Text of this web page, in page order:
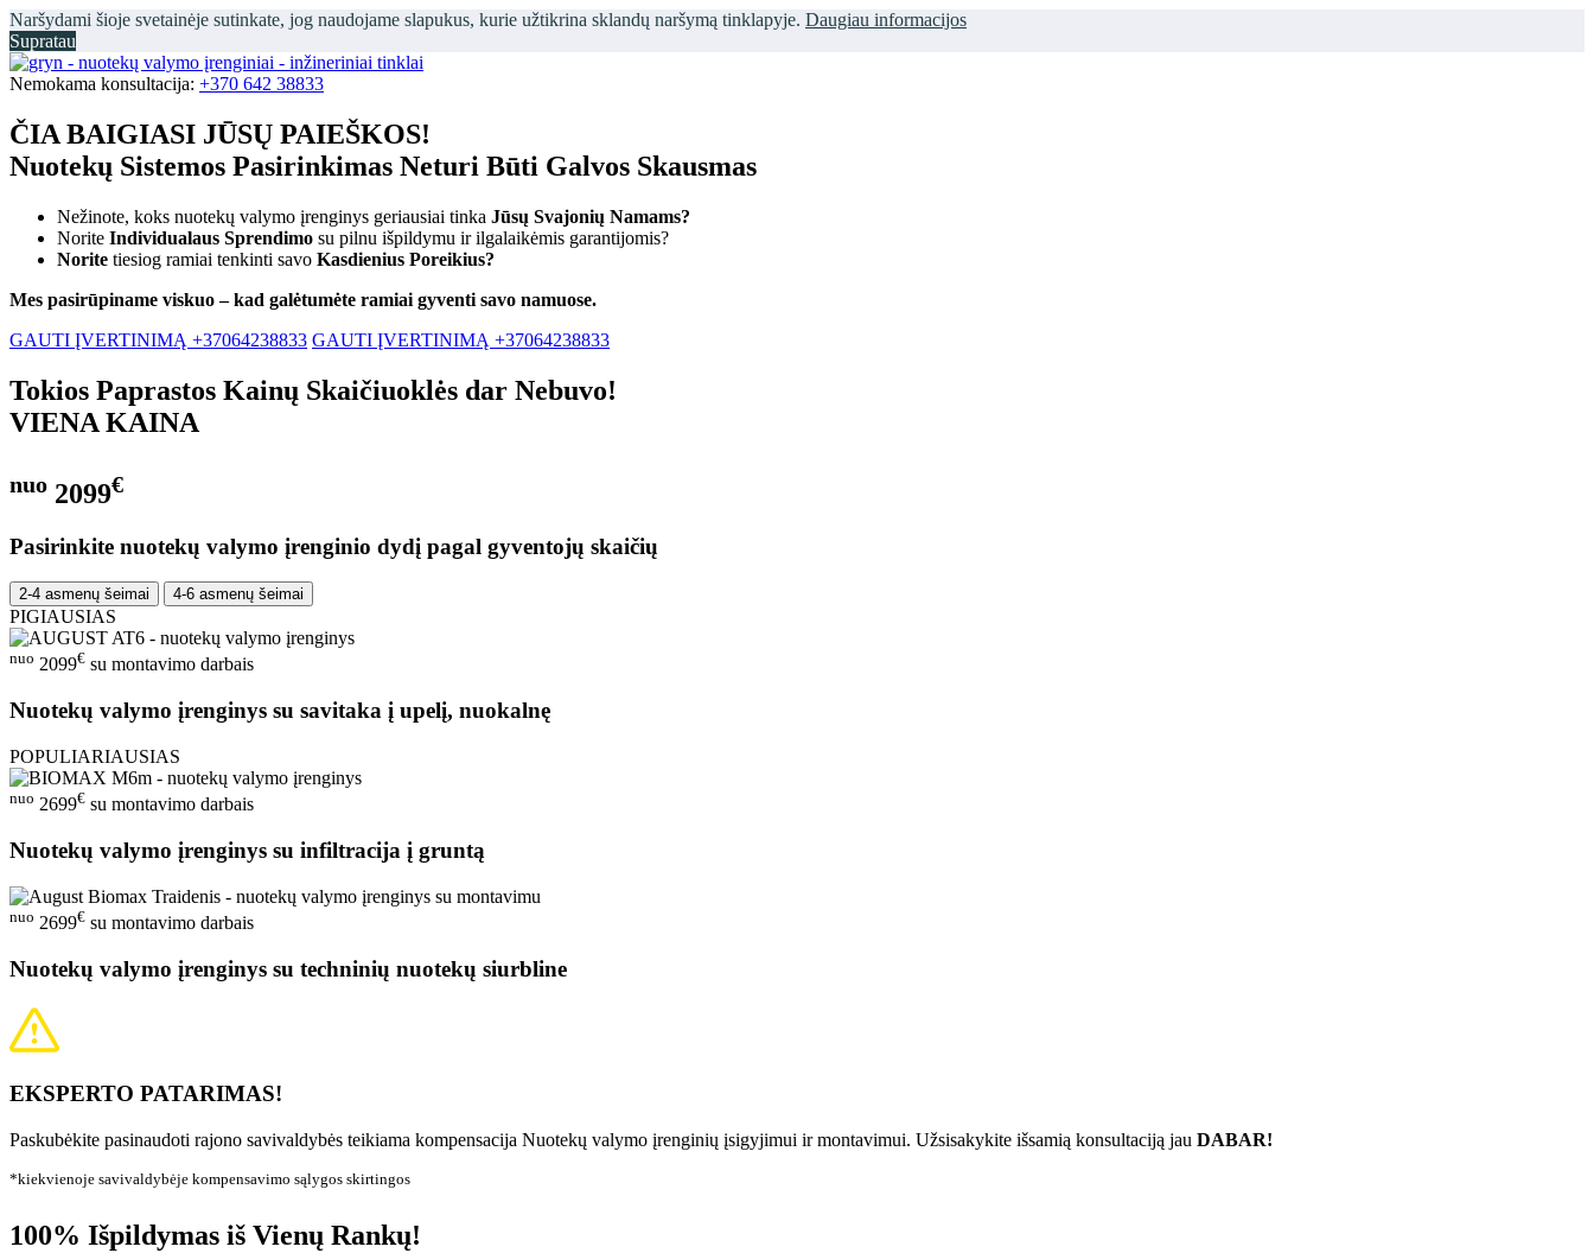
Naršydami šioje svetainėje sutinkate, jog naudojame slapukus, kurie užtikrina sklandų naršymą tinklapyje. Daugiau informacijos
Supratau
Nemokama konsultacija: +370 642 38833
ČIA BAIGIASI JŪSŲ PAIEŠKOS!
Nuotekų Sistemos Pasirinkimas Neturi Būti Galvos Skausmas
Nežinote, koks nuotekų valymo įrenginys geriausiai tinka Jūsų Svajonių Namams?
Norite Individualaus Sprendimo su pilnu išpildymu ir ilgalaikėmis garantijomis?
Norite tiesiog ramiai tenkinti savo Kasdienius Poreikius?
Mes pasirūpiname viskuo – kad galėtumėte ramiai gyventi savo namuose.
GAUTI ĮVERTINIMĄ +37064238833 GAUTI ĮVERTINIMĄ +37064238833
Tokios Paprastos Kainų Skaičiuoklės dar Nebuvo!
VIENA KAINA
nuo 2099€
Pasirinkite nuotekų valymo įrenginio dydį pagal gyventojų skaičių
2-4 asmenų šeimai 4-6 asmenų šeimai
PIGIAUSIAS
nuo 2099€ su montavimo darbais
Nuotekų valymo įrenginys su savitaka į upelį, nuokalnę
POPULIARIAUSIAS
nuo 2699€ su montavimo darbais
Nuotekų valymo įrenginys su infiltracija į gruntą
nuo 2699€ su montavimo darbais
Nuotekų valymo įrenginys su techninių nuotekų siurbline
EKSPERTO PATARIMAS!
Paskubėkite pasinaudoti rajono savivaldybės teikiama kompensacija Nuotekų valymo įrenginių įsigyjimui ir montavimui. Užsisakykite išsamią konsultaciją jau DABAR!
*kiekvienoje savivaldybėje kompensavimo sąlygos skirtingos
100% Išpildymas iš Vienų Rankų!